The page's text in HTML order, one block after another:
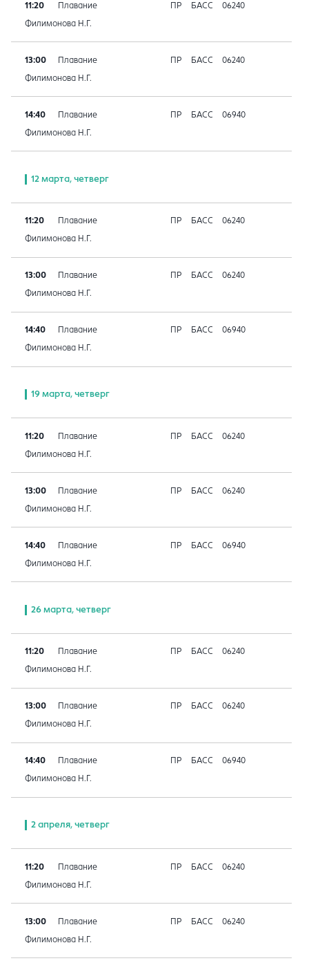
11:20 Плавание ПР БАСС 06240
Филимонова Н.Г.
13:00 Плавание ПР БАСС 06240
Филимонова Н.Г.
14:40 Плавание ПР БАСС 06940
Филимонова Н.Г.
12 марта, четверг
11:20 Плавание ПР БАСС 06240
Филимонова Н.Г.
13:00 Плавание ПР БАСС 06240
Филимонова Н.Г.
14:40 Плавание ПР БАСС 06940
Филимонова Н.Г.
19 марта, четверг
11:20 Плавание ПР БАСС 06240
Филимонова Н.Г.
13:00 Плавание ПР БАСС 06240
Филимонова Н.Г.
14:40 Плавание ПР БАСС 06940
Филимонова Н.Г.
26 марта, четверг
11:20 Плавание ПР БАСС 06240
Филимонова Н.Г.
13:00 Плавание ПР БАСС 06240
Филимонова Н.Г.
14:40 Плавание ПР БАСС 06940
Филимонова Н.Г.
2 апреля, четверг
11:20 Плавание ПР БАСС 06240
Филимонова Н.Г.
13:00 Плавание ПР БАСС 06240
Филимонова Н.Г.